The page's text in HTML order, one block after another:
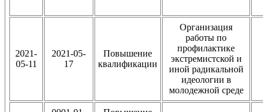
2021-
05-11
2021-05-
17
Повышение
квалификации
Организация
работы по
профилактике
экстремистской и
иной радикальной
идеологии в
молодежной среде